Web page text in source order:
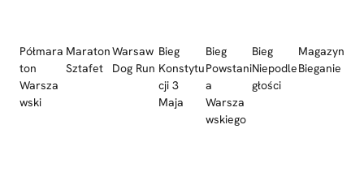
Półmara
ton
Warsza
wski
Maraton
Sztafet
Warsaw
Dog Run
Bieg
Konstytu
cji 3
Maja
Bieg
Powstani
a
Warsza
wskiego
Bieg
Niepodle
głości
Magazyn
Bieganie